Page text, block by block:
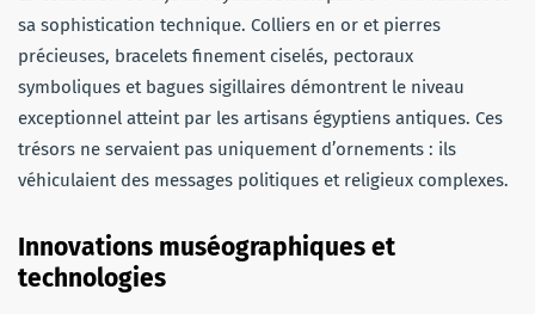
sa sophistication technique. Colliers en or et pierres
précieuses, bracelets finement ciselés, pectoraux
symboliques et bagues sigillaires démontrent le niveau
exceptionnel atteint par les artisans égyptiens antiques. Ces
trésors ne servaient pas uniquement d’ornements : ils
véhiculaient des messages politiques et religieux complexes.
Innovations muséographiques et
technologies